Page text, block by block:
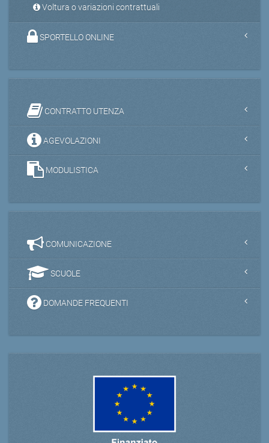
Voltura o variazioni contrattuali
SPORTELLO ONLINE
CONTRATTO UTENZA
AGEVOLAZIONI
MODULISTICA
COMUNICAZIONE
SCUOLE
DOMANDE FREQUENTI